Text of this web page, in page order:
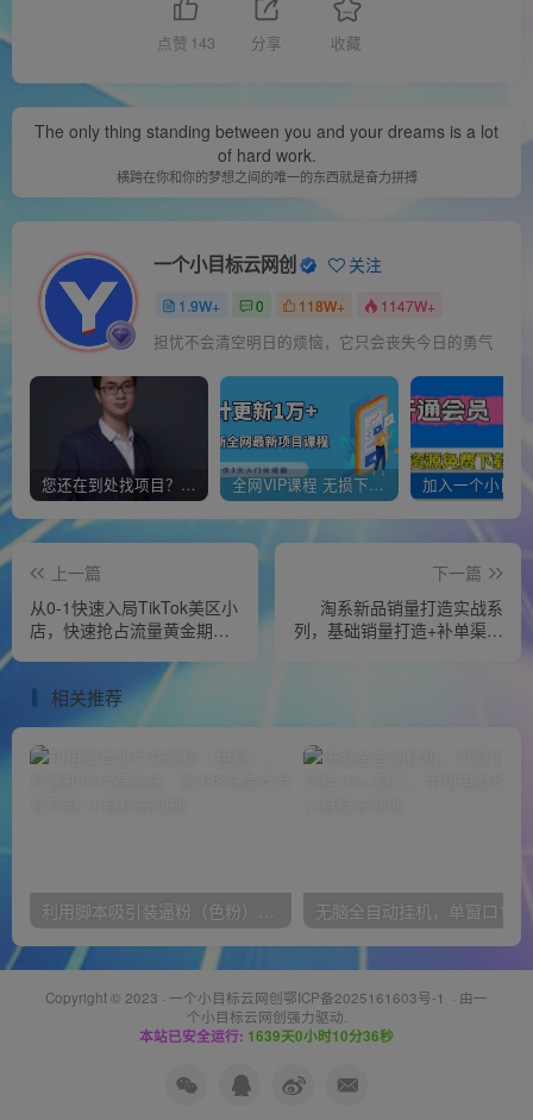
点赞 143 分享 收藏
The only thing standing between you and your dreams is a lot
of hard work.
横跨在你和你的梦想之间的唯一的东西就是奋力拼搏
一个小目标云网创 关注
1.9W+ 0 118W+ 1147W+
担忧不会清空明日的烦恼，它只会丧失今日的勇气
您还在到处找项目？还在当韭菜？我靠经营“一个小目标网创商城”年入百W+，曾经我也负债累累! 全网VIP课程 无损下载~
上一篇
从0-1快速入局TikTok美区小
店，快速抢占流量黄金期，
下一篇
淘系新品销量打造实战系
列，基础销量打造+补单渠道
相关推荐
利用脚本吸引装逼粉（色粉），打造知识付费系统，附388元美女写真项目
Copyright © 2023 · 一个小目标云网创鄂ICP备2025161603号-1 · 由一
个小目标云网创强力驱动.
本站已安全运行: 1639天0小时10分36秒